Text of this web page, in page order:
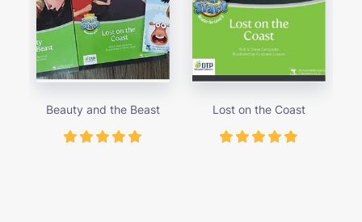
Beauty and the Beast Lost on the Coast